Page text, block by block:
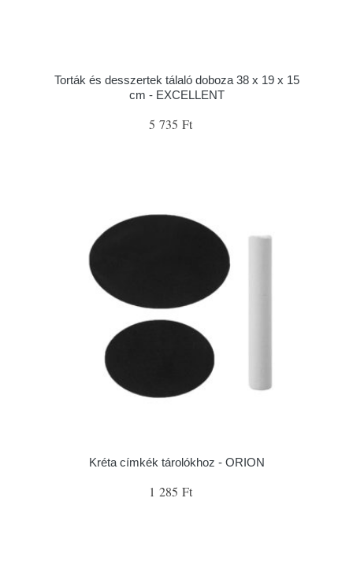
Torták és desszertek tálaló doboza 38 x 19 x 15
cm - EXCELLENT
5 735 Ft
Kréta címkék tárolókhoz - ORION
1 285 Ft